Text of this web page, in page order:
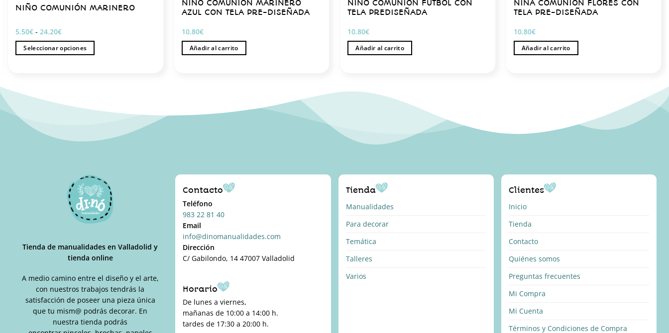
NIÑO COMUNIÓN MARINERO
5.50€ - 24.20€Rango
precios:
desde
Seleccionar opciones
múltiples
Las
opciones
NIÑO COMUNIÓN MARINERO
AZUL CON TELA PRE-DISEÑADA
10.80€
Añadir al carrito
NIÑO COMUNIÓN FÚTBOL CON
TELA PREDISEÑADA
10.80€
Añadir al carrito
NIÑA COMUNIÓN FLORES CON
TELA PRE-DISEÑADA
10.80€
Añadir al carrito
Tienda de manualidades en Valladolid y
tienda online
A medio camino entre el diseño y el arte,
con nuestros trabajos tendrás la
satisfacción de poseer una pieza única
que tu mism@ podrás decorar. En
nuestra tienda podrás
Contacto
Teléfono
983 22 81 40
Email
info@dinomanualidades.com
Dirección
C/ Gabilondo, 14 47007 Valladolid
Horario
De lunes a viernes,
mañanas de 10:00 a 14:00 h.
tardes de 17:30 a 20:00 h.
Tienda
Manualidades
Para decorar
Temática
Talleres
Varios
Clientes
Inicio
Tienda
Contacto
Quiénes somos
Preguntas frecuentes
Mi Compra
Mi Cuenta
Términos y Condiciones de Compra